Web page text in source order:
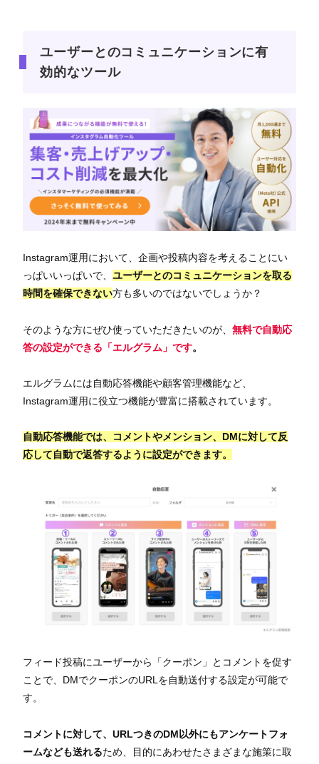
ユーザーとのコミュニケーションに有
効的なツール
Instagram運用において、企画や投稿内容を考えることにい
っぱいいっぱいで、 ユーザーとのコミュニケーションを取る
時間を確保できない方も多いのではないでしょうか？
そのような方にぜひ使っていただきたいのが、 無料で自動応
答の設定ができる「エルグラム」です。
エルグラムには自動応答機能や顧客管理機能など、
Instagram運用に役立つ機能が豊富に搭載されています。
自動応答機能では、コメントやメンション、DMに対して反
応して自動で返答するように設定ができます。
フィード投稿にユーザーから「クーポン」とコメントを促す
ことで、DMでクーポンのURLを自動送付する設定が可能で
す。
コメントに対して、URLつきのDM以外にもアンケートフォ
ームなども送れるため、目的にあわせたさまざまな施策に取